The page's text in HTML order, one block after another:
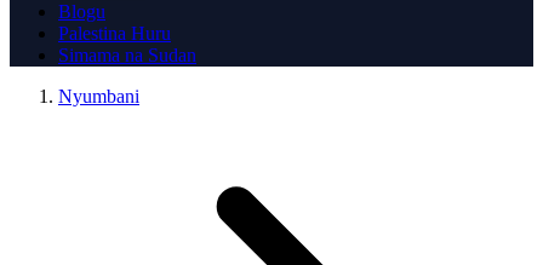
Blogu
Palestina Huru
Simama na Sudan
Nyumbani